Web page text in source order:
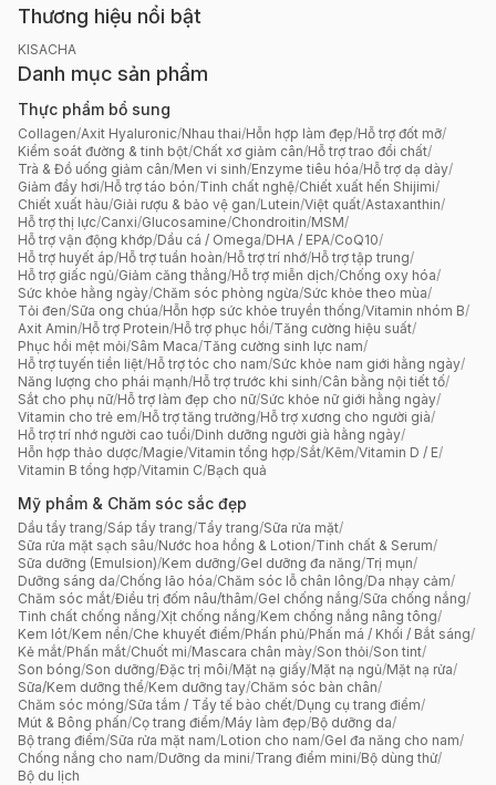
Thương hiệu nổi bật
KISACHA
Danh mục sản phẩm
Thực phẩm bổ sung
Collagen/Axit Hyaluronic/Nhau thai/Hỗn hợp làm đẹp/Hỗ trợ đốt mỡ/
Kiểm soát đường & tinh bột/Chất xơ giảm cân/Hỗ trợ trao đổi chất/
Trà & Đồ uống giảm cân/Men vi sinh/Enzyme tiêu hóa/Hỗ trợ dạ dày/
Giảm đầy hơi/Hỗ trợ táo bón/Tinh chất nghệ/Chiết xuất hến Shijimi/
Chiết xuất hàu/Giải rượu & bảo vệ gan/Lutein/Việt quất/Astaxanthin/
Hỗ trợ thị lực/Canxi/Glucosamine/Chondroitin/MSM/
Hỗ trợ vận động khớp/Dầu cá / Omega/DHA / EPA/CoQ10/
Hỗ trợ huyết áp/Hỗ trợ tuần hoàn/Hỗ trợ trí nhớ/Hỗ trợ tập trung/
Hỗ trợ giấc ngủ/Giảm căng thẳng/Hỗ trợ miễn dịch/Chống oxy hóa/
Sức khỏe hằng ngày/Chăm sóc phòng ngừa/Sức khỏe theo mùa/
Tỏi đen/Sữa ong chúa/Hỗn hợp sức khỏe truyền thống/Vitamin nhóm B/
Axit Amin/Hỗ trợ Protein/Hỗ trợ phục hồi/Tăng cường hiệu suất/
Phục hồi mệt mỏi/Sâm Maca/Tăng cường sinh lực nam/
Hỗ trợ tuyến tiền liệt/Hỗ trợ tóc cho nam/Sức khỏe nam giới hằng ngày/
Năng lượng cho phái mạnh/Hỗ trợ trước khi sinh/Cân bằng nội tiết tố/
Sắt cho phụ nữ/Hỗ trợ làm đẹp cho nữ/Sức khỏe nữ giới hằng ngày/
Vitamin cho trẻ em/Hỗ trợ tăng trưởng/Hỗ trợ xương cho người già/
Hỗ trợ trí nhớ người cao tuổi/Dinh dưỡng người già hằng ngày/
Hỗn hợp thảo dược/Magie/Vitamin tổng hợp/Sắt/Kẽm/Vitamin D / E/
Vitamin B tổng hợp/Vitamin C/Bạch quả
Mỹ phẩm & Chăm sóc sắc đẹp
Dầu tẩy trang/Sáp tẩy trang/Tẩy trang/Sữa rửa mặt/
Sữa rửa mặt sạch sâu/Nước hoa hồng & Lotion/Tinh chất & Serum/
Sữa dưỡng (Emulsion)/Kem dưỡng/Gel dưỡng đa năng/Trị mụn/
Dưỡng sáng da/Chống lão hóa/Chăm sóc lỗ chân lông/Da nhạy cảm/
Chăm sóc mắt/Điều trị đốm nâu/thâm/Gel chống nắng/Sữa chống nắng/
Tinh chất chống nắng/Xịt chống nắng/Kem chống nắng nâng tông/
Kem lót/Kem nền/Che khuyết điểm/Phấn phủ/Phấn má / Khối / Bắt sáng/
Kẻ mắt/Phấn mắt/Chuốt mi/Mascara chân mày/Son thỏi/Son tint/
Son bóng/Son dưỡng/Đặc trị môi/Mặt nạ giấy/Mặt nạ ngủ/Mặt nạ rửa/
Sữa/Kem dưỡng thể/Kem dưỡng tay/Chăm sóc bàn chân/
Chăm sóc móng/Sữa tắm / Tẩy tế bào chết/Dụng cụ trang điểm/
Mút & Bông phấn/Cọ trang điểm/Máy làm đẹp/Bộ dưỡng da/
Bộ trang điểm/Sữa rửa mặt nam/Lotion cho nam/Gel đa năng cho nam/
Chống nắng cho nam/Dưỡng da mini/Trang điểm mini/Bộ dùng thử/
Bộ du lịch